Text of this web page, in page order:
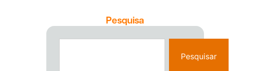
Pesquisa
Pesquisar